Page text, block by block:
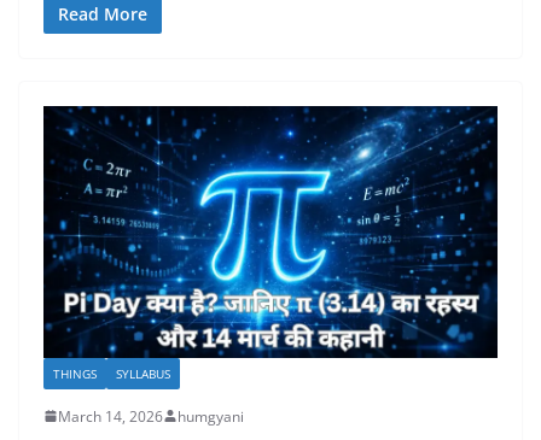
Read More
THINGS SYLLABUS
March 14, 2026 humgyani